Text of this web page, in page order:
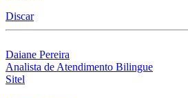
Discar
Daiane Pereira
Analista de Atendimento Bilingue
Sitel